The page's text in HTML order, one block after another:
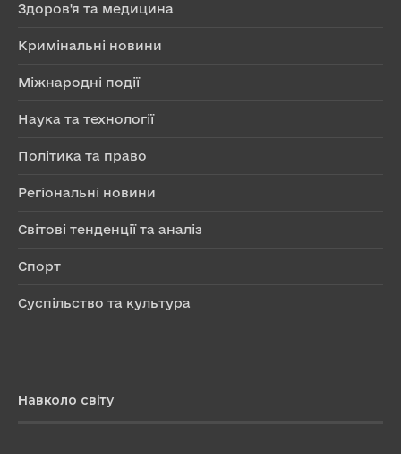
Здоров'я та медицина
Кримінальні новини
Міжнародні події
Наука та технології
Політика та право
Регіональні новини
Світові тенденції та аналіз
Спорт
Суспільство та культура
Навколо світу